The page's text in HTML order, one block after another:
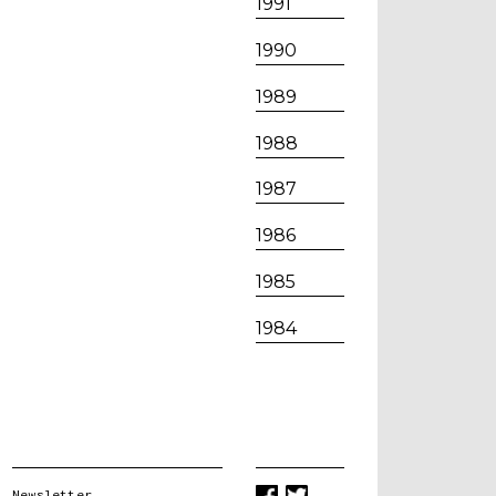
1990
1989
1988
1987
1986
1985
1984